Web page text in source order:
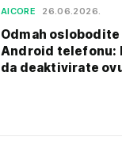
AICORE 26.06.2026.
Odmah oslobodite
Android telefonu:
da deaktivirate